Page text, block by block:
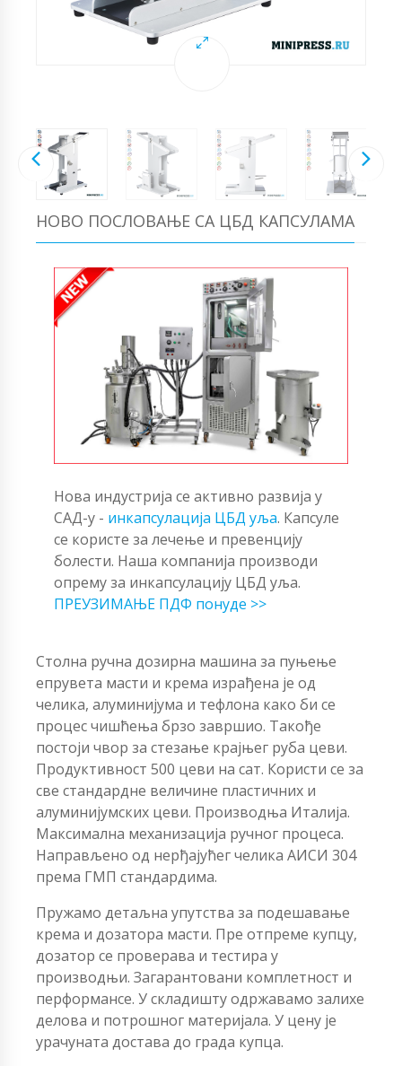
НОВО ПОСЛОВАЊЕ СА ЦБД КАПСУЛАМА
Нова индустрија се активно развија у
САД-у - инкапсулација ЦБД уља. Капсуле
се користе за лечење и превенцију
болести. Наша компанија производи
опрему за инкапсулацију ЦБД уља.
ПРЕУЗИМАЊЕ ПДФ понуде >>
Столна ручна дозирна машина за пуњење
епрувета масти и крема израђена је од
челика, алуминијума и тефлона како би се
процес чишћења брзо завршио. Такође
постоји чвор за стезање крајњег руба цеви.
Продуктивност 500 цеви на сат. Користи се за
све стандардне величине пластичних и
алуминијумских цеви. Производња Италија.
Максимална механизација ручног процеса.
Направљено од нерђајућег челика АИСИ 304
према ГМП стандардима.
Пружамо детаљна упутства за подешавање
крема и дозатора масти. Пре отпреме купцу,
дозатор се проверава и тестира у
производњи. Загарантовани комплетност и
перформансе. У складишту одржавамо залихе
делова и потрошног материјала. У цену је
урачуната достава до града купца.